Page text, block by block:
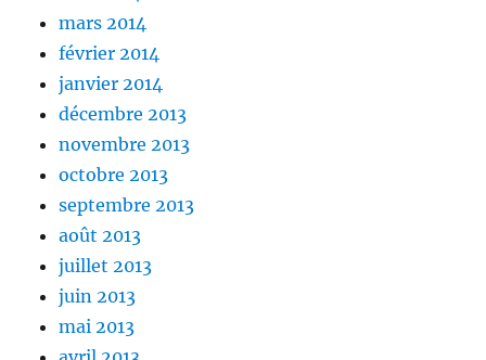
mars 2014
février 2014
janvier 2014
décembre 2013
novembre 2013
octobre 2013
septembre 2013
août 2013
juillet 2013
juin 2013
mai 2013